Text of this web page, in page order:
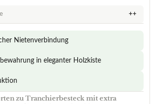
++
Nietenverbindung
in eleganter Holzkiste
zu Tranchierbesteck mit extra